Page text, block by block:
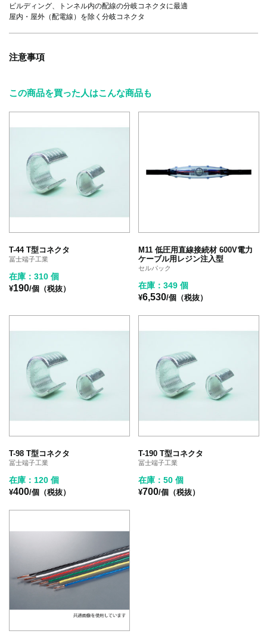
ビルディング、トンネル内の配線の分岐コネクタに最適
屋内・屋外（配電線）を除く分岐コネクタ
注意事項
この商品を買った人はこんな商品も
T-44 T型コネクタ
冨士端子工業
在庫：310 個
¥190/個（税抜）
M11 低圧用直線接続材 600V電力
ケーブル用レジン注入型
セルパック
在庫：349 個
¥6,530/個（税抜）
T-98 T型コネクタ
冨士端子工業
在庫：120 個
¥400/個（税抜）
T-190 T型コネクタ
冨士端子工業
在庫：50 個
¥700/個（税抜）